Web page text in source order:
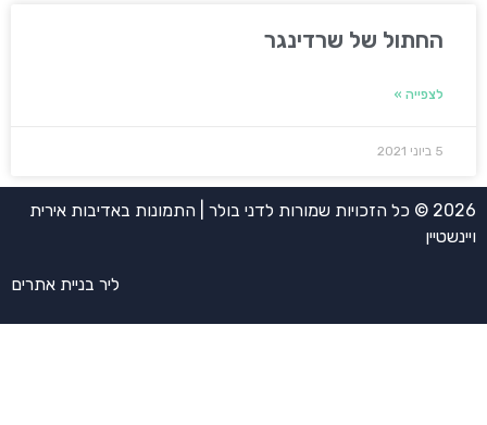
החתול של שרדינגר
לצפייה »
5 ביוני 2021
2026 © כל הזכויות שמורות לדני בולר | התמונות באדיבות אירית
ויינשטיין
ליר בניית אתרים